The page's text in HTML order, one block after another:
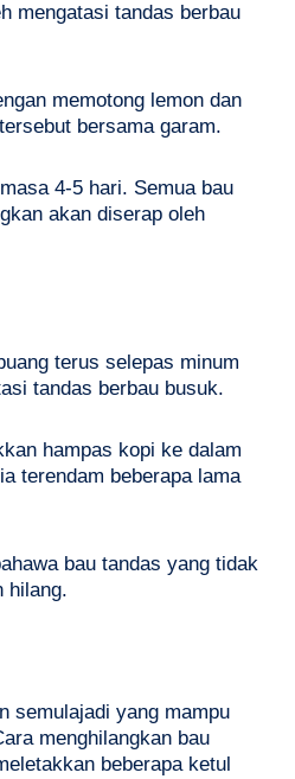
mengatasi tandas berbau
memotong lemon dan
bersama garam.
4-5 hari. Semua bau
akan diserap oleh
terus selepas minum
tandas berbau busuk.
hampas kopi ke dalam
terendam beberapa lama
bau tandas yang tidak
hilang.
semulajadi yang mampu
menghilangkan bau
beberapa ketul